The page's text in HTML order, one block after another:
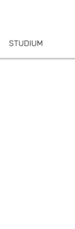
STUDIUM